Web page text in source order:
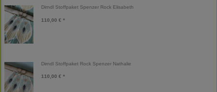
Dirndl Stoffpaket Spenzer Rock Elisabeth
110,00 € *
Dirndl Stoffpaket Rock Spenzer Nathalie
110,00 € *